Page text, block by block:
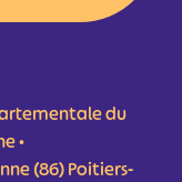
du
•
(86) Poitiers-